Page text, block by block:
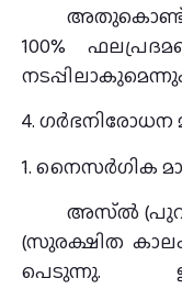
അതുകൊണ്ട്,
100%
4. ഗർഭനിരോധന
1. നൈസർഗിക
അസ്ൽ
(സുരക്ഷിത
പെടുന്നു.